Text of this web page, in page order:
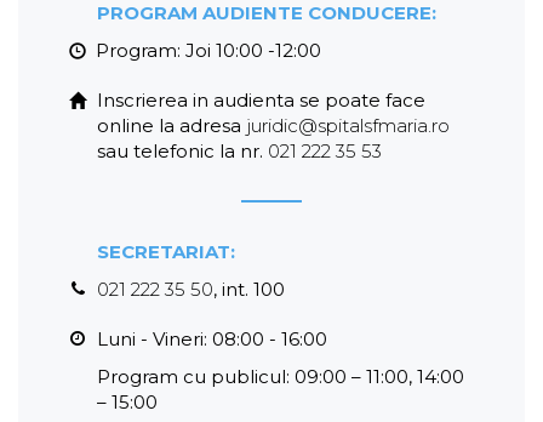
PROGRAM AUDIENTE CONDUCERE:
1.
Program: Joi 10:00 -12:00
Inscrierea in audienta se poate face
online la adresa juridic@spitalsfmaria.ro
sau telefonic la nr. 021 222 35 53
SECRETARIAT:
021 222 35 50, int. 100
Luni - Vineri: 08:00 - 16:00
Program cu publicul: 09:00 – 11:00, 14:00
– 15:00